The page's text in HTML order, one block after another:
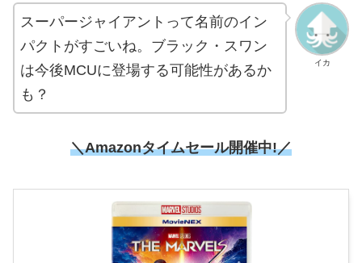
イカ
スーパージャイアントって名前のイン
パクトがすごいね。ブラック・スワン
は今後MCUに登場する可能性があるか
も？
＼Amazonタイムセール開催中!／